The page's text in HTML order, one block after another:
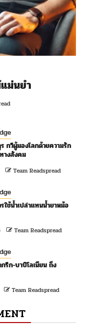
ม่นยำ
กวีผู้มองโลกด้วยความรัก
างสังคม
Team Readspread
รใช้น้ำเปล่าแทนน้ำยาหม้อ
Team Readspread
รีก-บาบิโลเนียน ถึง
Team Readspread